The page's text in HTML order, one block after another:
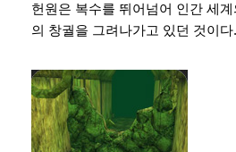
헌원은 복수를 뛰어넘어 인간 세
의 창궐을 그려나가고 있던 것이다.